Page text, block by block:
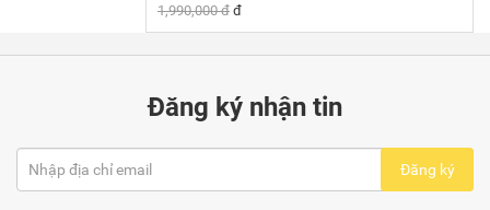
1,990,000 đ đ
Đăng ký nhận tin
Đăng ký